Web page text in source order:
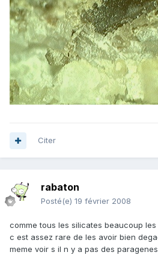
Citer
rabaton
Posté(e) 19 février 2008
comme tous les silicates beaucoup les
c est assez rare de les avoir bien
meme voir s il n y a pas des